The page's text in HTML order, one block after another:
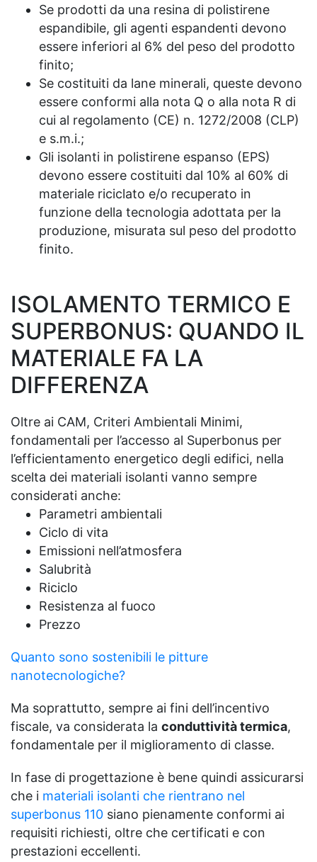
Se prodotti da una resina di polistirene
espandibile, gli agenti espandenti devono
essere inferiori al 6% del peso del prodotto
finito;
Se costituiti da lane minerali, queste devono
essere conformi alla nota Q o alla nota R di
cui al regolamento (CE) n. 1272/2008 (CLP)
e s.m.i.;
Gli isolanti in polistirene espanso (EPS)
devono essere costituiti dal 10% al 60% di
materiale riciclato e/o recuperato in
funzione della tecnologia adottata per la
produzione, misurata sul peso del prodotto
finito.
ISOLAMENTO TERMICO E
SUPERBONUS: QUANDO IL
MATERIALE FA LA
DIFFERENZA
Oltre ai CAM, Criteri Ambientali Minimi,
fondamentali per l’accesso al Superbonus per
l’efficientamento energetico degli edifici, nella
scelta dei materiali isolanti vanno sempre
considerati anche:
Parametri ambientali
Ciclo di vita
Emissioni nell’atmosfera
Salubrità
Riciclo
Resistenza al fuoco
Prezzo
Quanto sono sostenibili le pitture
nanotecnologiche?
Ma soprattutto, sempre ai fini dell’incentivo
fiscale, va considerata la conduttività termica,
fondamentale per il miglioramento di classe.
In fase di progettazione è bene quindi assicurarsi
che i materiali isolanti che rientrano nel
superbonus 110 siano pienamente conformi ai
requisiti richiesti, oltre che certificati e con
prestazioni eccellenti.